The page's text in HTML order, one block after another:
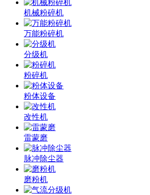
机械粉碎机
万能粉碎机
分级机
粉碎机
粉体设备
改性机
雷蒙磨
脉冲除尘器
磨粉机